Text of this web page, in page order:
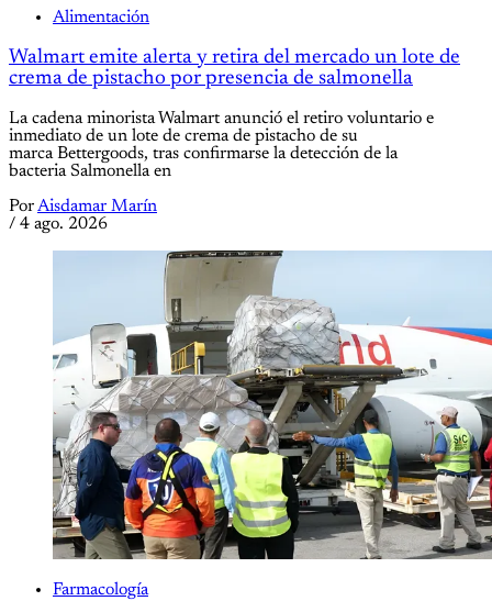
Alimentación
Walmart emite alerta y retira del mercado un lote de
crema de pistacho por presencia de salmonella
La cadena minorista Walmart anunció el retiro voluntario e
inmediato de un lote de crema de pistacho de su
marca Bettergoods, tras confirmarse la detección de la
bacteria Salmonella en
PorAisdamar Marín
/ 4 ago. 2026
Farmacología